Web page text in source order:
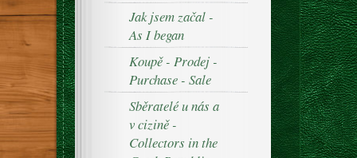
Jak jsem začal -
As I began
Koupě - Prodej -
Purchase - Sale
Sběratelé u nás a
v cizině -
Collectors in the